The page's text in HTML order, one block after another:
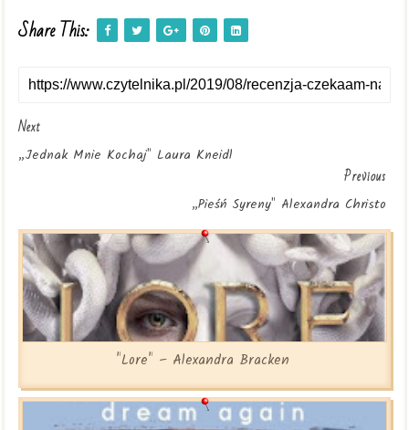
Share This:
Next
„Jednak Mnie Kochaj" Laura Kneidl
Previous
„Pieśń Syreny" Alexandra Christo
"Lore" – Alexandra Bracken